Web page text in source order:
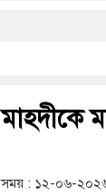
: ১২-০৬-২০২৬